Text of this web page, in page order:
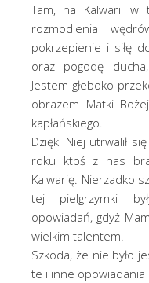
Tam, na Kalwarii w
rozmodlenia
pokrzepienie i siłę
oraz pogodę
Jestem głeboko
obrazem Matki
kapłańskiego.
Dzięki Niej utrwalił
roku ktoś z nas
Kalwarię. Nierzadko
tej pielgrzymki
opowiadań, gdyż
wielkim talentem.
Szkoda, że nie było
te i inne opowiadania